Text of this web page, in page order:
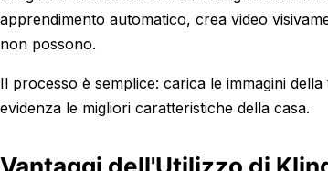
apprendimento automatico, crea video
non possono.
Il processo è semplice: carica le immagini
evidenza le migliori caratteristiche della casa.